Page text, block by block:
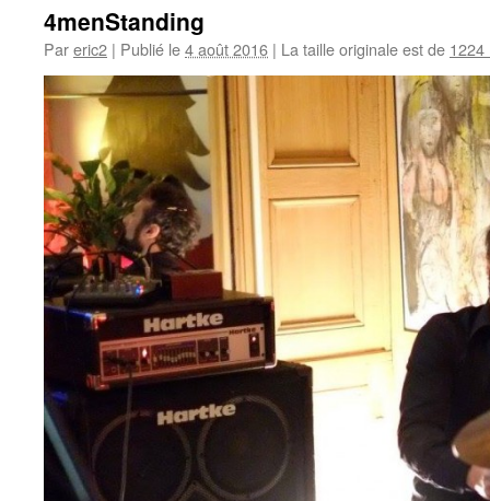
4menStanding
Pareric2 | Publié le4 août 2016 | La taille originale est de 1224